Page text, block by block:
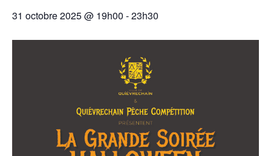
31 octobre 2025 @ 19h00 -23h30